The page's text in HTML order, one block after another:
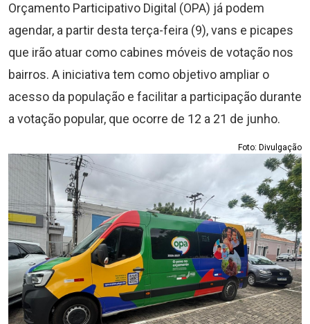
Orçamento Participativo Digital (OPA) já podem
agendar, a partir desta terça-feira (9), vans e picapes
que irão atuar como cabines móveis de votação nos
bairros. A iniciativa tem como objetivo ampliar o
acesso da população e facilitar a participação durante
a votação popular, que ocorre de 12 a 21 de junho.
Foto: Divulgação